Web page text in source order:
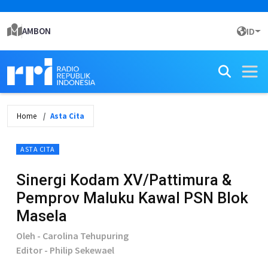
AMBON ID
Home Asta Cita
ASTA CITA
Sinergi Kodam XV/Pattimura &
Pemprov Maluku Kawal PSN Blok
Masela
Oleh - Carolina Tehupuring
Editor - Philip Sekewael